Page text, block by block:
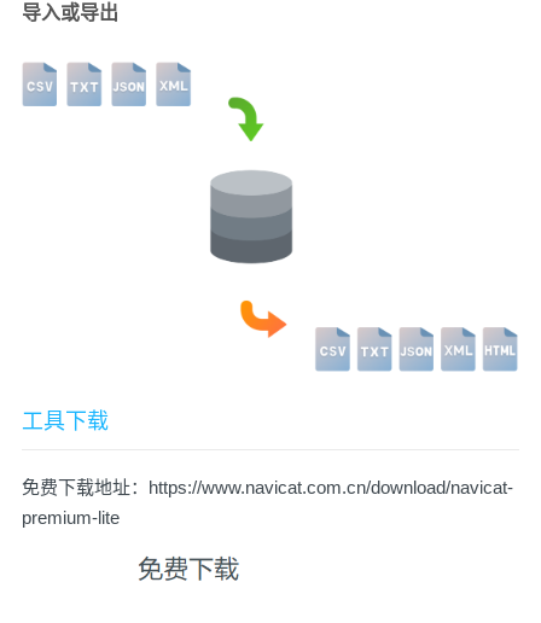
导入或导出
工具下载
免费下载地址： https://www.navicat.com.cn/download/navicat-
premium-lite